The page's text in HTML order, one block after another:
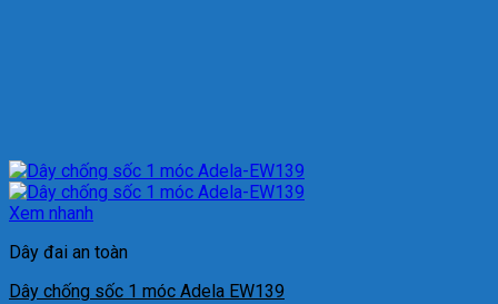
Xem nhanh
Dây đai an toàn
Dây chống sốc 1 móc Adela EW139